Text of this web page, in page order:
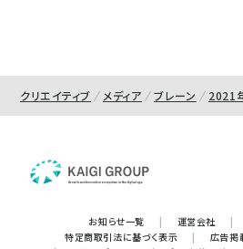
クリエイティブ メディア ブレーン 2021
お知らせ一覧 | 運営会社 |
特定商取引法に基づく表示
| 広告掲